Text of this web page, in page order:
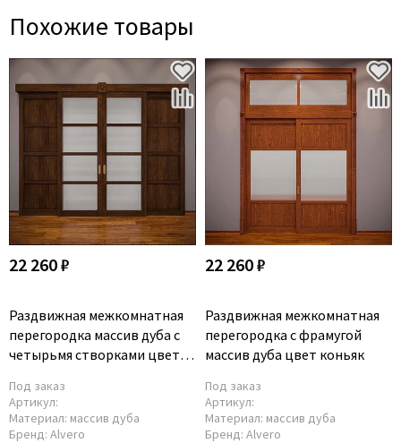
Похожие товары
22 260 ₽
Раздвижная межкомнатная
перегородка массив дуба с
четырьмя створками цвет
Под заказ
Артикул:
Материал: массив дуба
Бренд: Alvero
22 260 ₽
Раздвижная межкомнатная
перегородка с фрамугой
массив дуба цвет коньяк
Под заказ
Артикул:
Материал: массив дуба
Бренд: Alvero